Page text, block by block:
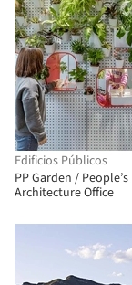
Edificios Públicos
PP Garden / People’s
Architecture Office